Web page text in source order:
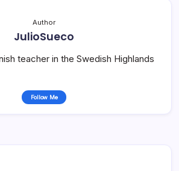
Author
JulioSueco
teacher in the Swedish Highlands
Follow Me